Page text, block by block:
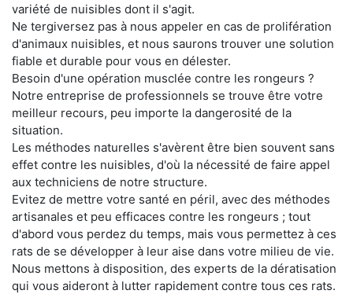
variété de nuisibles dont il s'agit.
Ne tergiversez pas à nous appeler en cas de prolifération
d'animaux nuisibles, et nous saurons trouver une solution
fiable et durable pour vous en délester.
Besoin d'une opération musclée contre les rongeurs ?
Notre entreprise de professionnels se trouve être votre
meilleur recours, peu importe la dangerosité de la
situation.
Les méthodes naturelles s'avèrent être bien souvent sans
effet contre les nuisibles, d'où la nécessité de faire appel
aux techniciens de notre structure.
Evitez de mettre votre santé en péril, avec des méthodes
artisanales et peu efficaces contre les rongeurs ; tout
d'abord vous perdez du temps, mais vous permettez à ces
rats de se développer à leur aise dans votre milieu de vie.
Nous mettons à disposition, des experts de la dératisation
qui vous aideront à lutter rapidement contre tous ces rats.